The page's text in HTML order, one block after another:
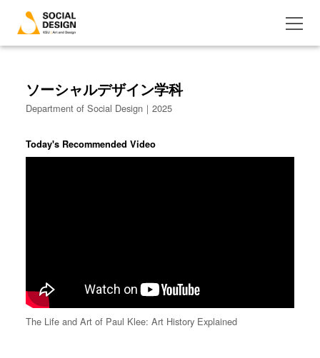
ソーシャルデザイン学科
Department of Social Design｜2025
Today's Recommended Video
The Life and Art of Paul Klee: Art History Explained